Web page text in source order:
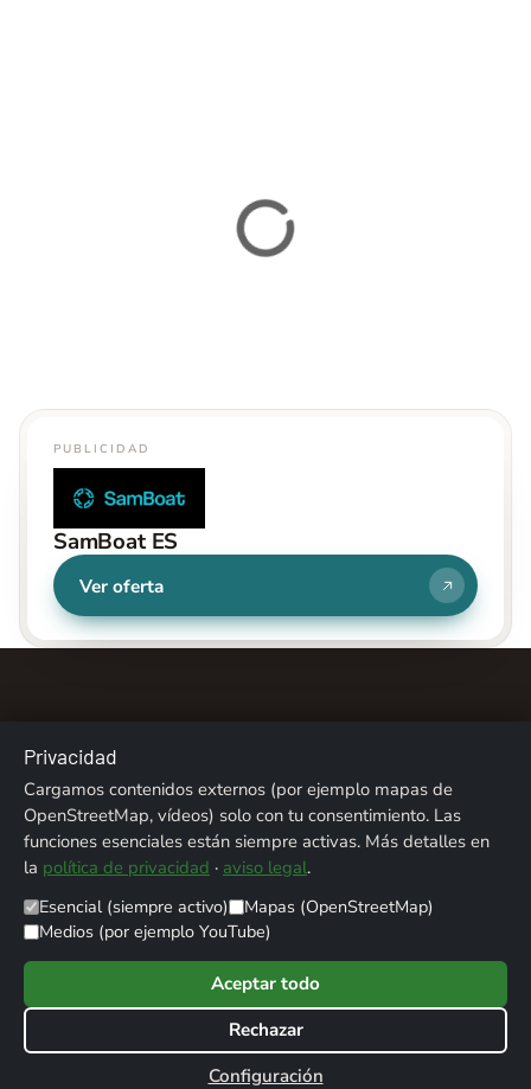
PUBLICIDAD
SamBoat ES
Ver oferta
Sobre nosotros Contacto
Aviso legal
Privacidad
Créditos fotográficos
© 2026 ALPENTREFF · POWERED BYMIKO24 - IT SERVICE
Privacidad
Cargamos contenidos externos (por ejemplo mapas de
OpenStreetMap, vídeos) solo con tu consentimiento. Las
funciones esenciales están siempre activas. Más detalles en
la política de privacidad · aviso legal.
Esencial (siempre activo)
Mapas (OpenStreetMap)
Medios (por ejemplo YouTube)
Aceptar todo
Rechazar
Configuración
Werbung / Affiliate-Links: Als Amazon-Partner verdiene ich an qualifizierten
Provision, für dich ohne Mehrkosten.